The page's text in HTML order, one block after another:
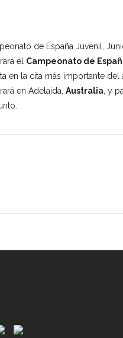
de España Juvenil,
el Campeonato de
en la cita más importante del
en Adelaida, Australia, y